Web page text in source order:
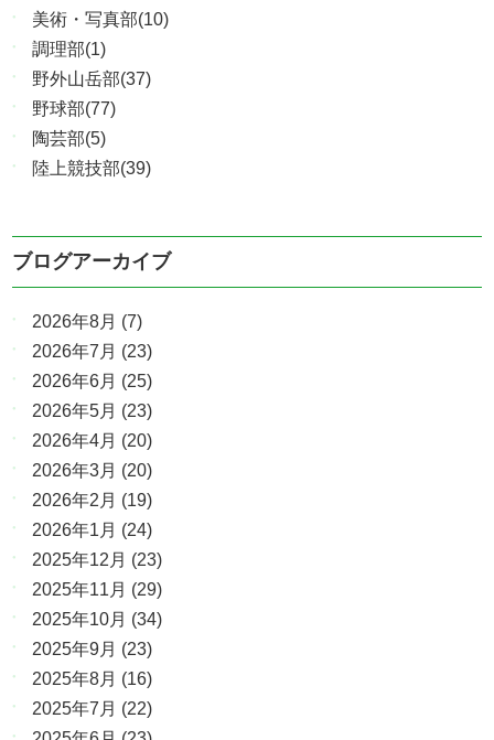
美術・写真部(10)
調理部(1)
野外山岳部(37)
野球部(77)
陶芸部(5)
陸上競技部(39)
ブログアーカイブ
2026年8月 (7)
2026年7月 (23)
2026年6月 (25)
2026年5月 (23)
2026年4月 (20)
2026年3月 (20)
2026年2月 (19)
2026年1月 (24)
2025年12月 (23)
2025年11月 (29)
2025年10月 (34)
2025年9月 (23)
2025年8月 (16)
2025年7月 (22)